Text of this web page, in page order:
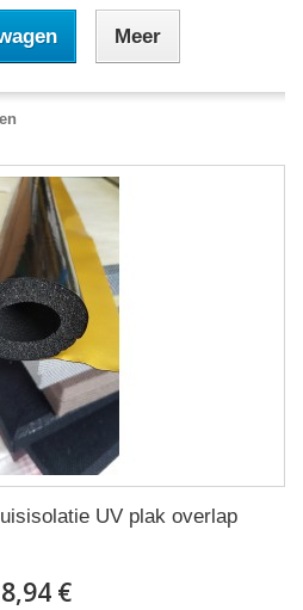
Meer
UV plak overlap
8,94 €